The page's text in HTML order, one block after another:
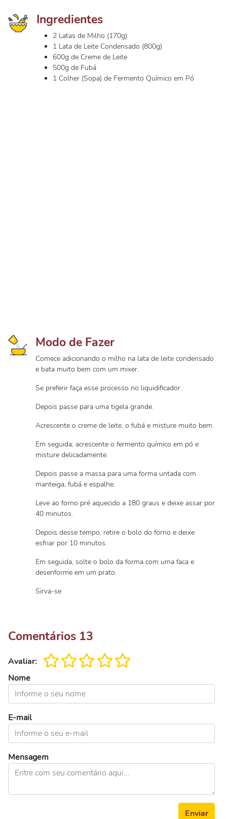
Ingredientes
2 Latas de Milho (170g)
1 Lata de Leite Condensado (800g)
600g de Creme de Leite
500g de Fubá
1 Colher (Sopa) de Fermento Químico em Pó
Modo de Fazer
Comece adicionando o milho na lata de leite condensado
e bata muito bem com um mixer.
Se preferir faça esse processo no liquidificador.
Depois passe para uma tigela grande.
Acrescente o creme de leite, o fubá e misture muito bem.
Em seguida, acrescente o fermento químico em pó e
misture delicadamente.
Depois passe a massa para uma forma untada com
manteiga, fubá e espalhe.
Leve ao forno pré aquecido a 180 graus e deixe assar por
40 minutos.
Depois desse tempo, retire o bolo do forno e deixe
esfriar por 10 minutos.
Em seguida, solte o bolo da forma com uma faca e
desenforme em um prato.
Sirva-se.
Comentários 13
Avaliar:
Nome
E-mail
Mensagem
Enviar